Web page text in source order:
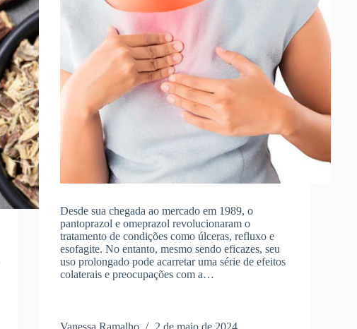
Desde sua chegada ao mercado em 1989, o
pantoprazol e omeprazol revolucionaram o
tratamento de condições como úlceras, refluxo e
esofagite. No entanto, mesmo sendo eficazes, seu
uso prolongado pode acarretar uma série de efeitos
colaterais e preocupações com a…